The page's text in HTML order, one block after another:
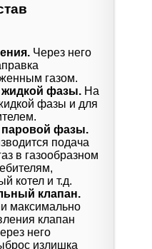
Через него
газом.
жидкой фазы. На
фазы и для
паровой фазы.
подача
в газообразном
котел и т.д.
клапан.
максимально
клапан
него
излишка